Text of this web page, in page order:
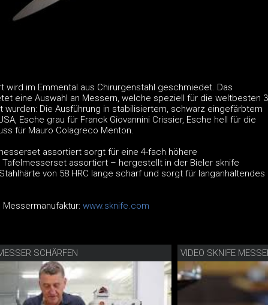
wird im Emmental aus Chirurgenstahl geschmiedet. Das
eine Auswahl an Messern, welche speziell für die weltbesten
wurden: Die Ausführung in stabilisiertem, schwarz eingefärbtem
Esche grau für Franck Giovannini Crissier, Esche hell für die
für Mauro Colagreco Menton.
assortiert sorgt für eine 4-fach höhere
assortiert – hergestellt in der Bieler sknife
von 58 HRC lange scharf und sorgt für langanhaltendes
www.sknife.com
SCHÄRFEN VIDEO SKNIFE